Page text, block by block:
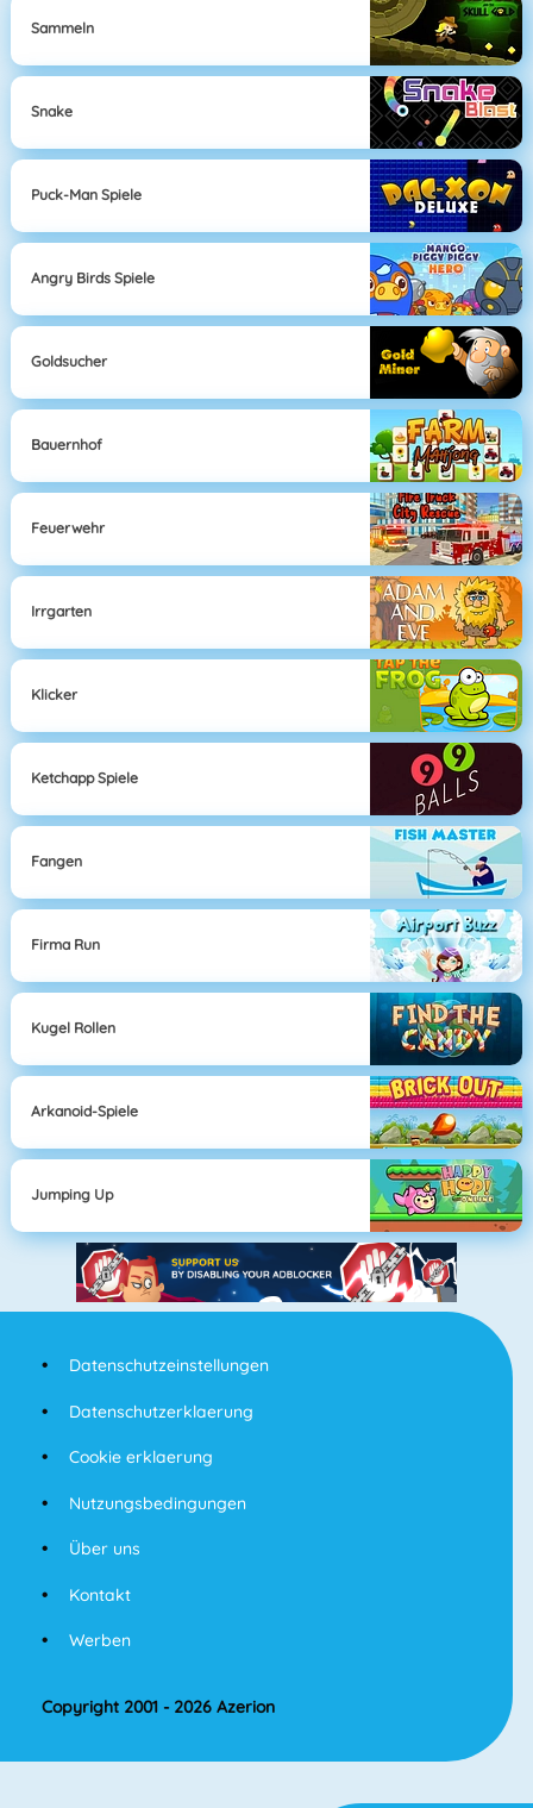
Sammeln
Snake
Puck-Man Spiele
Angry Birds Spiele
Goldsucher
Bauernhof
Feuerwehr
Irrgarten
Klicker
Ketchapp Spiele
Fangen
Firma Run
Kugel Rollen
Arkanoid-Spiele
Jumping Up
Datenschutzeinstellungen
Datenschutzerklaerung
Cookie erklaerung
Nutzungsbedingungen
Über uns
Kontakt
Werben
Copyright 2001 - 2026 Azerion